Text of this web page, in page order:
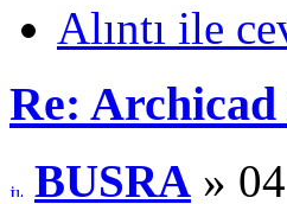
Alıntı ile
Re:
BUSRA »